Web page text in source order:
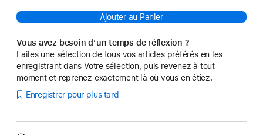
Ajouter au Panier
Vous avez besoin d’un temps de réflexion ?
Faites une sélection de tous vos articles préférés en les
enregistrant dans Votre sélection, puis revenez à tout
moment et reprenez exactement là où vous en étiez.
Enregistrer pour plus tard